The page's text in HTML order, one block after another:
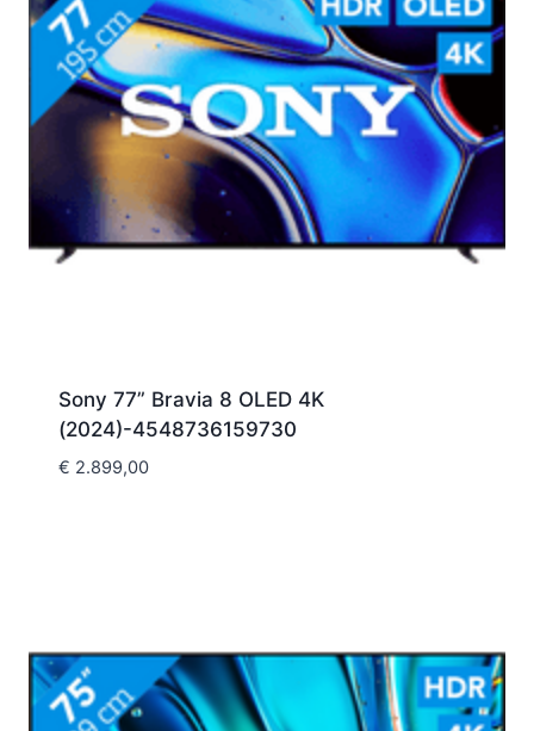
Sony 77” Bravia 8 OLED 4K
(2024)-4548736159730
€ 2.899,00